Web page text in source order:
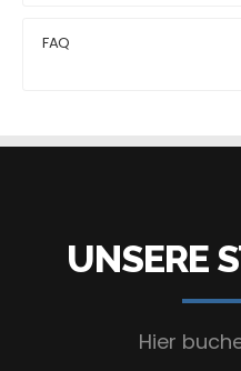
FAQ
UNSERE
Hier